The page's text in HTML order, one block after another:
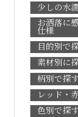
少しの水
お洒落に
仕様
目的別で
素材別に
柄別で探
レッド・
色別で探